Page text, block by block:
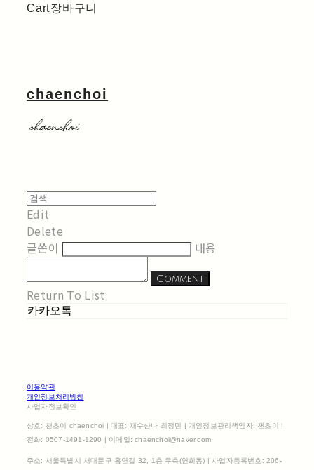
Cart장바구니
chaenchoi
Edit
Delete
글쓴이
내용
Comment
Return To List
카카오톡
이용약관
개인정보처리방침
사업자정보확인
상호: 챈초이 chaenchoi | 대표: 채수산나 최정민 | 개인정보관리책임자: 챈초이 |
전화: 0507-1491-1290 | 이메일: chaenchoi@naver.com
주소: 서울특별시 서대문구 홍연길 32, 1층 우측(연희동) | 사업자등록번호: 206-